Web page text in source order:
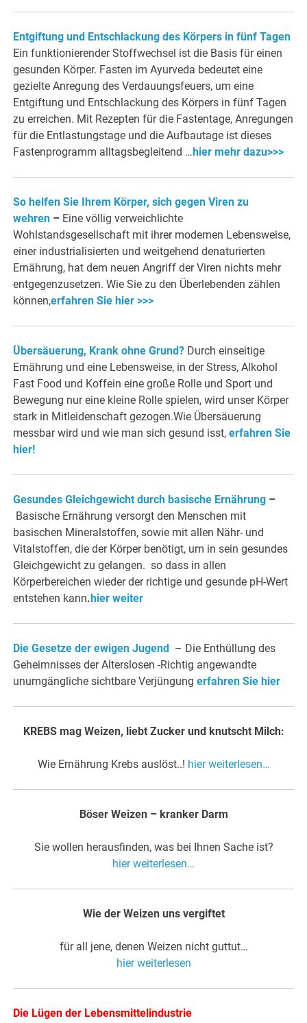
Entgiftung und Entschlackung des Körpers in fünf Tagen
Ein funktionierender Stoffwechsel ist die Basis für einen
gesunden Körper. Fasten im Ayurveda bedeutet eine
gezielte Anregung des Verdauungsfeuers, um eine
Entgiftung und Entschlackung des Körpers in fünf Tagen
zu erreichen. Mit Rezepten für die Fastentage, Anregungen
für die Entlastungstage und die Aufbautage ist dieses
Fastenprogramm alltagsbegleitend … hier mehr dazu>>>
So helfen Sie Ihrem Körper, sich gegen Viren zu
wehren – Eine völlig verweichlichte
Wohlstandsgesellschaft mit ihrer modernen Lebensweise,
einer industrialisierten und weitgehend denaturierten
Ernährung, hat dem neuen Angriff der Viren nichts mehr
entgegenzusetzen. Wie Sie zu den Überlebenden zählen
können,erfahren Sie hier >>>
Übersäuerung, Krank ohne Grund? Durch einseitige
Ernährung und eine Lebensweise, in der Stress, Alkohol
Fast Food und Koffein eine große Rolle und Sport und
Bewegung nur eine kleine Rolle spielen, wird unser Körper
stark in Mitleidenschaft gezogen.Wie Übersäuerung
messbar wird und wie man sich gesund isst,erfahren Sie
hier!
Gesundes Gleichgewicht durch basische Ernährung –
Basische Ernährung versorgt den Menschen mit
basischen Mineralstoffen, sowie mit allen Nähr- und
Vitalstoffen, die der Körper benötigt, um in sein gesundes
Gleichgewicht zu gelangen. so dass in allen
Körperbereichen wieder der richtige und gesunde pH-Wert
entstehen kann. hier weiter
Die Gesetze der ewigen Jugend
– Die Enthüllung des
Geheimnisses der Alterslosen -Richtig angewandte
unumgängliche sichtbare Verjüngungerfahren Sie hier
KREBS mag Weizen, liebt Zucker und knutscht Milch:
Wie Ernährung Krebs auslöst..! hier weiterlesen…
Böser Weizen – kranker Darm
Sie wollen herausfinden, was bei Ihnen Sache ist?
hier weiterlesen…
Wie der Weizen uns vergiftet
für all jene, denen Weizen nicht guttut…
hier weiterlesen
Die Lügen der Lebensmittelindustrie